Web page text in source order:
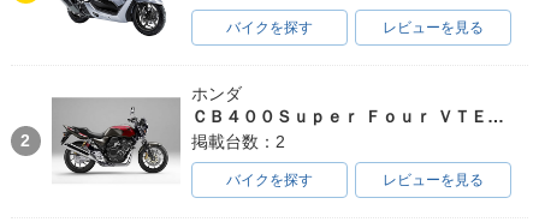
バイクを探す レビューを見る
2
ホンダ
ＣＢ４００Ｓｕｐｅｒ Ｆｏｕｒ ＶＴＥＣ ＳＰＥＣ３
掲載台数：2
バイクを探す レビューを見る